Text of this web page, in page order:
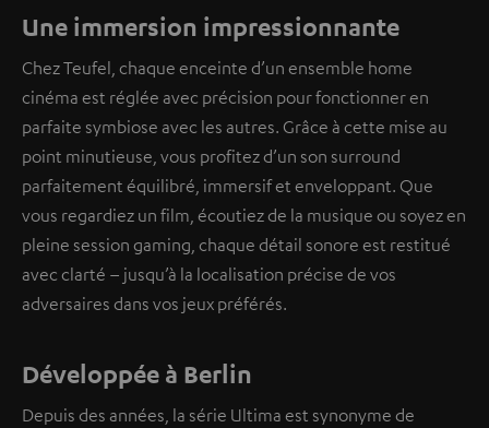
Une immersion impressionnante
Chez Teufel, chaque enceinte d’un ensemble home
cinéma est réglée avec précision pour fonctionner en
parfaite symbiose avec les autres. Grâce à cette mise au
point minutieuse, vous profitez d’un son surround
parfaitement équilibré, immersif et enveloppant. Que
vous regardiez un film, écoutiez de la musique ou soyez en
pleine session gaming, chaque détail sonore est restitué
avec clarté – jusqu’à la localisation précise de vos
adversaires dans vos jeux préférés.
Développée à Berlin
Depuis des années, la série Ultima est synonyme de